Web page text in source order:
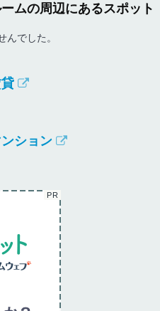
ムの周辺にあるスポット
んでした。
ション